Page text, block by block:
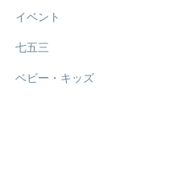
イベント
七五三
ベビー・キッズ